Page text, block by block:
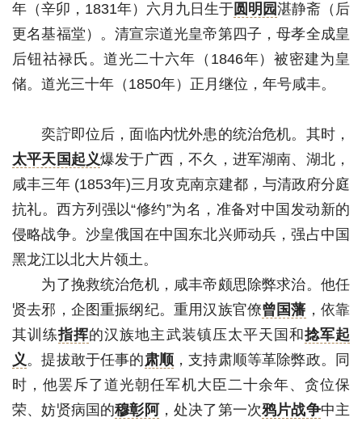
年（辛卯，1831年）六月九日生于圆明园湛静斋（后
更名基福堂）。清宣宗道光皇帝第四子，母孝全成皇
后钮祜禄氏。道光二十六年（1846年）被密建为皇
储。道光三十年（1850年）正月继位，年号咸丰。
奕詝即位后，面临内忧外患的统治危机。其时，
太平天国起义爆发于广西，不久，进军湖南、湖北，
咸丰三年 (1853年)三月攻克南京建都，与清政府分庭
抗礼。西方列强以“修约”为名，准备对中国发动新的
侵略战争。沙皇俄国在中国东北兴师动兵，强占中国
黑龙江以北大片领土。
为了挽救统治危机，咸丰帝颇思除弊求治。他任
贤去邪，企图重振纲纪。重用汉族官僚曾国藩 ，依靠
其训练指挥的汉族地主武装镇压太平天国和捻军起
义。提拔敢于任事的肃顺 ，支持肃顺等革除弊政。同
时，他罢斥了道光朝任军机大臣二十余年、贪位保
荣、妨贤病国的穆彰阿，处决了第一次鸦片战争中主